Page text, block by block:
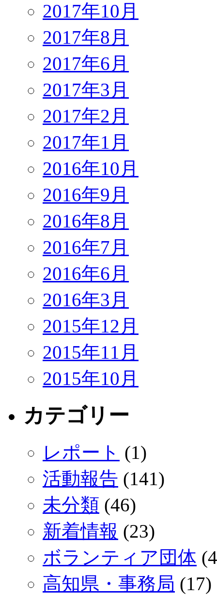
2017年10月
2017年8月
2017年6月
2017年3月
2017年2月
2017年1月
2016年10月
2016年9月
2016年8月
2016年7月
2016年6月
2016年3月
2015年12月
2015年11月
2015年10月
カテゴリー
レポート (1)
活動報告 (141)
未分類 (46)
新着情報 (23)
ボランティア団体
高知県・事務局 (17)